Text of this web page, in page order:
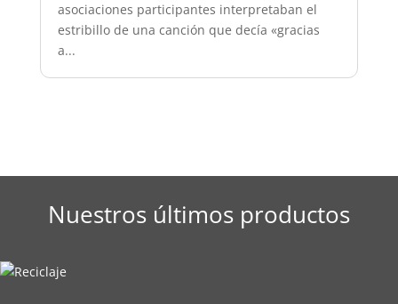
asociaciones participantes interpretaban el
estribillo de una canción que decía «gracias
a...
Nuestros últimos productos